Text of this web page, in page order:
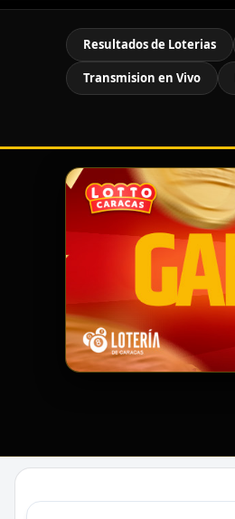
Resultados de Loterias
Transmision en Vivo